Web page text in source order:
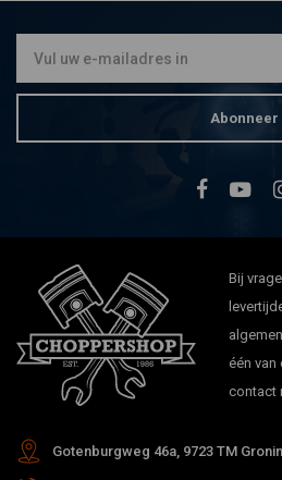
Abonneer
Bij
één
contact
Gotenburgweg 46a, 9723 TM